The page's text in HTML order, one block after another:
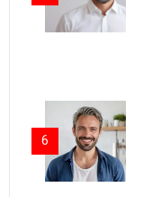
6